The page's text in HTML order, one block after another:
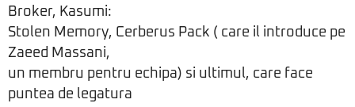
Broker, Kasumi:
Stolen Memory, Cerberus Pack ( care il introduce pe
Zaeed Massani,
un membru pentru echipa) si ultimul, care face
puntea de legatura